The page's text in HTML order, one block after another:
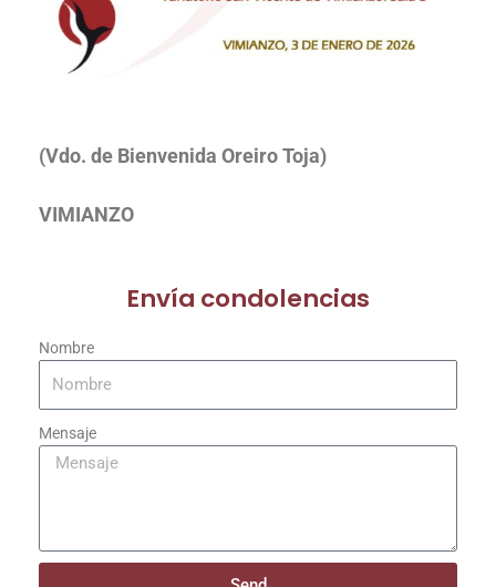
(Vdo. de Bienvenida Oreiro Toja)
VIMIANZO
Envía condolencias
Nombre
Mensaje